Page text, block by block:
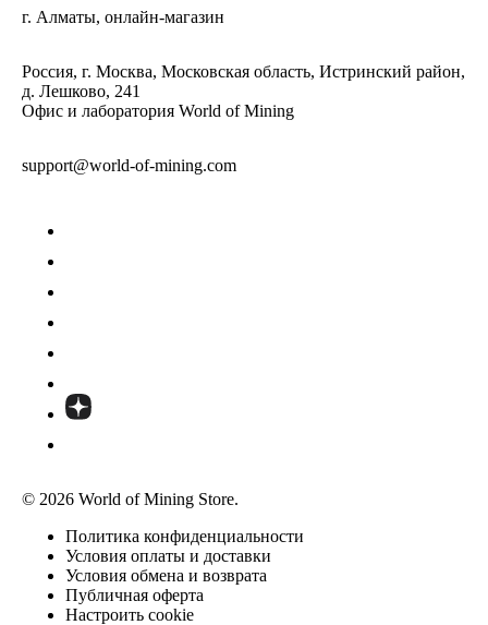
г. Алматы, онлайн-магазин
Россия, г. Москва, Московская область, Истринский район,
д. Лешково, 241
Офис и лаборатория World of Mining
support@world-of-mining.com
© 2026 World of Mining Store.
Политика конфиденциальности
Условия оплаты и доставки
Условия обмена и возврата
Публичная оферта
Настроить cookie